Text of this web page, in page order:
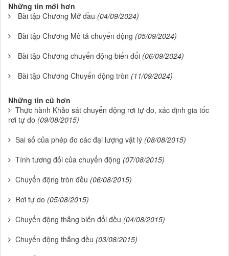
Những tin mới hơn
Bài tập Chương Mở đầu (04/09/2024)
Bài tập Chương Mô tả chuyển động (05/09/2024)
Bài tập Chương chuyển động biến đổi (06/09/2024)
Bài tập Chương Chuyển động tròn (11/09/2024)
Những tin cũ hơn
Thực hành Khảo sát chuyển động rơi tự do, xác định gia tốc
rơi tự do (09/08/2015)
Sai số của phép đo các đại lượng vật lý (08/08/2015)
Tính tương đối của chuyển động (07/08/2015)
Chuyển động tròn đều (06/08/2015)
Rơi tự do (05/08/2015)
Chuyển động thẳng biến đổi đều (04/08/2015)
Chuyển động thẳng đều (03/08/2015)